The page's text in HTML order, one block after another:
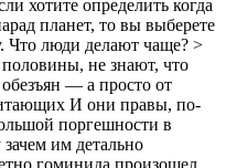
хотите определить когда
планет, то вы выберете
Что люди делают чаще? >
половины, не знают, что
— а просто от
И они правы, по-
поргешности в
им детально